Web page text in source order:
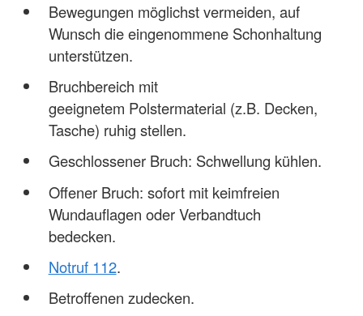
Bewegungen möglichst vermeiden, auf
Wunsch die eingenommene Schonhaltung
unterstützen.
Bruchbereich mit
geeignetem Polstermaterial (z.B. Decken,
Tasche) ruhig stellen.
Geschlossener Bruch: Schwellung kühlen.
Offener Bruch: sofort mit keimfreien
Wundauflagen oder Verbandtuch
bedecken.
Notruf 112.
Betroffenen zudecken.